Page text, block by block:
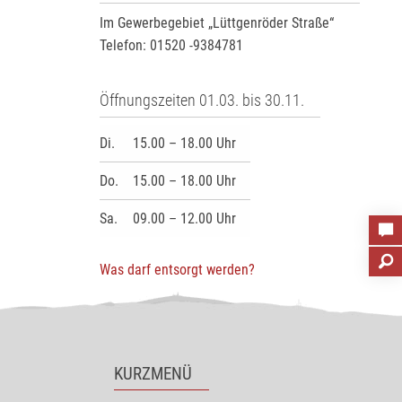
Im Gewerbegebiet „Lüttgenröder Straße“
Telefon: 01520 -9384781
Öffnungszeiten 01.03. bis 30.11.
Di. 15.00 – 18.00 Uhr
Do. 15.00 – 18.00 Uhr
Sa. 09.00 – 12.00 Uhr
Was darf entsorgt werden?
KURZMENÜ